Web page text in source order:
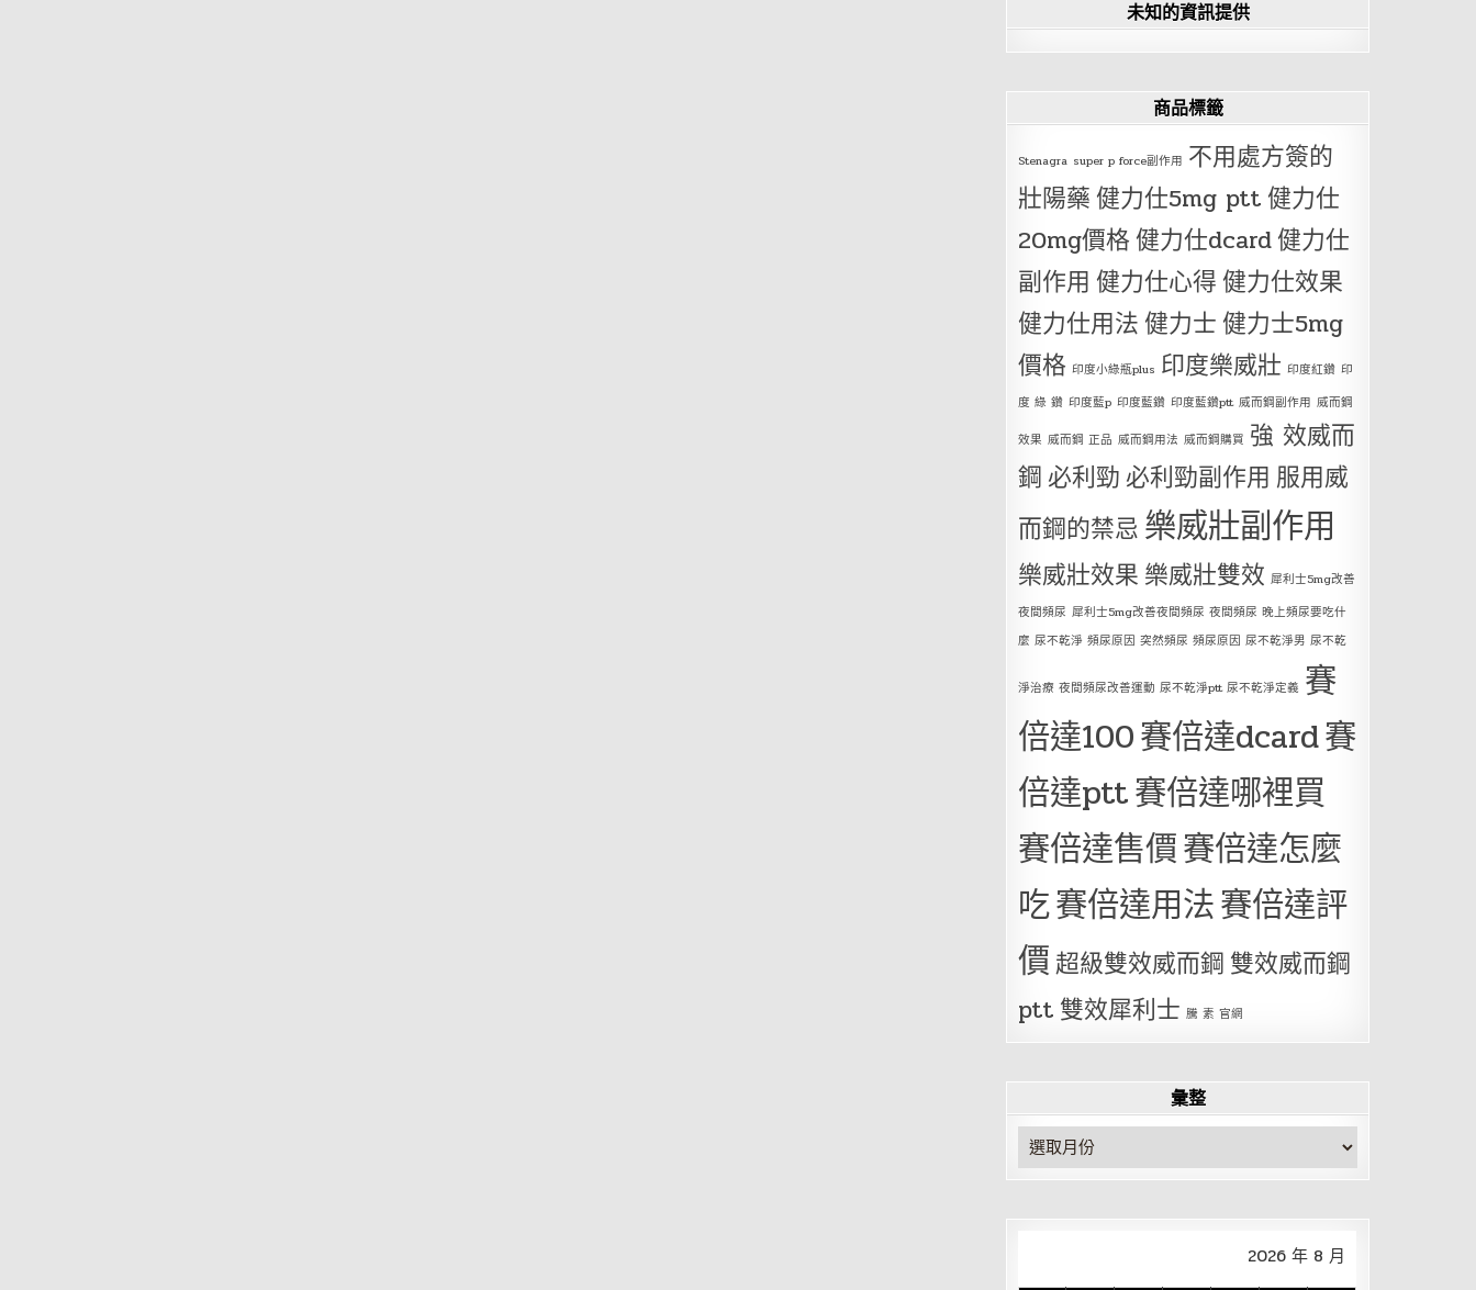
未知的資訊提供
商品標籤
Stenagra super p force副作用 不用處方簽的
壯陽藥健力仕5mg ptt健力仕
20mg價格健力仕dcard健力仕
副作用 健力仕心得健力仕效果
健力仕用法健力士健力士5mg
價格 印度小綠瓶plus 印度樂威壯 印度紅鑽 印
度 綠 鑽 印度藍p 印度藍鑽 印度藍鑽ptt 威而鋼副作用 威而鋼
效果 威而鋼 正品 威而鋼用法 威而鋼購買 強 效威而
鋼 必利勁 必利勁副作用 服用威
而鋼的禁忌 樂威壯副作用
樂威壯效果 樂威壯雙效 犀利士5mg改善
夜間頻尿 犀利士5mg改善夜間頻尿 夜間頻尿 晚上頻尿要吃什
麼 尿不乾淨 頻尿原因 突然頻尿 頻尿原因 尿不乾淨男 尿不乾
淨治療 夜間頻尿改善運動 尿不乾淨ptt 尿不乾淨定義 賽
倍達100賽倍達dcard賽
倍達ptt賽倍達哪裡買
賽倍達售價賽倍達怎麼
吃賽倍達用法賽倍達評
價超級雙效威而鋼 雙效威而鋼
ptt 雙效犀利士 騰 素 官網
彙整
彙
整
2026 年 8 月